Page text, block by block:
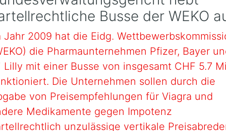
Busse der WEKO
Jahr 2009 hat die Eidg.
die Pharmaunternehmen Pfizer, Bayer
Lilly mit einer Busse von insgesamt CHF 5.7
Die Unternehmen sollen durch die
von Preisempfehlungen für Viagra und
Medikamente gegen Impotenz
unzulässige vertikale